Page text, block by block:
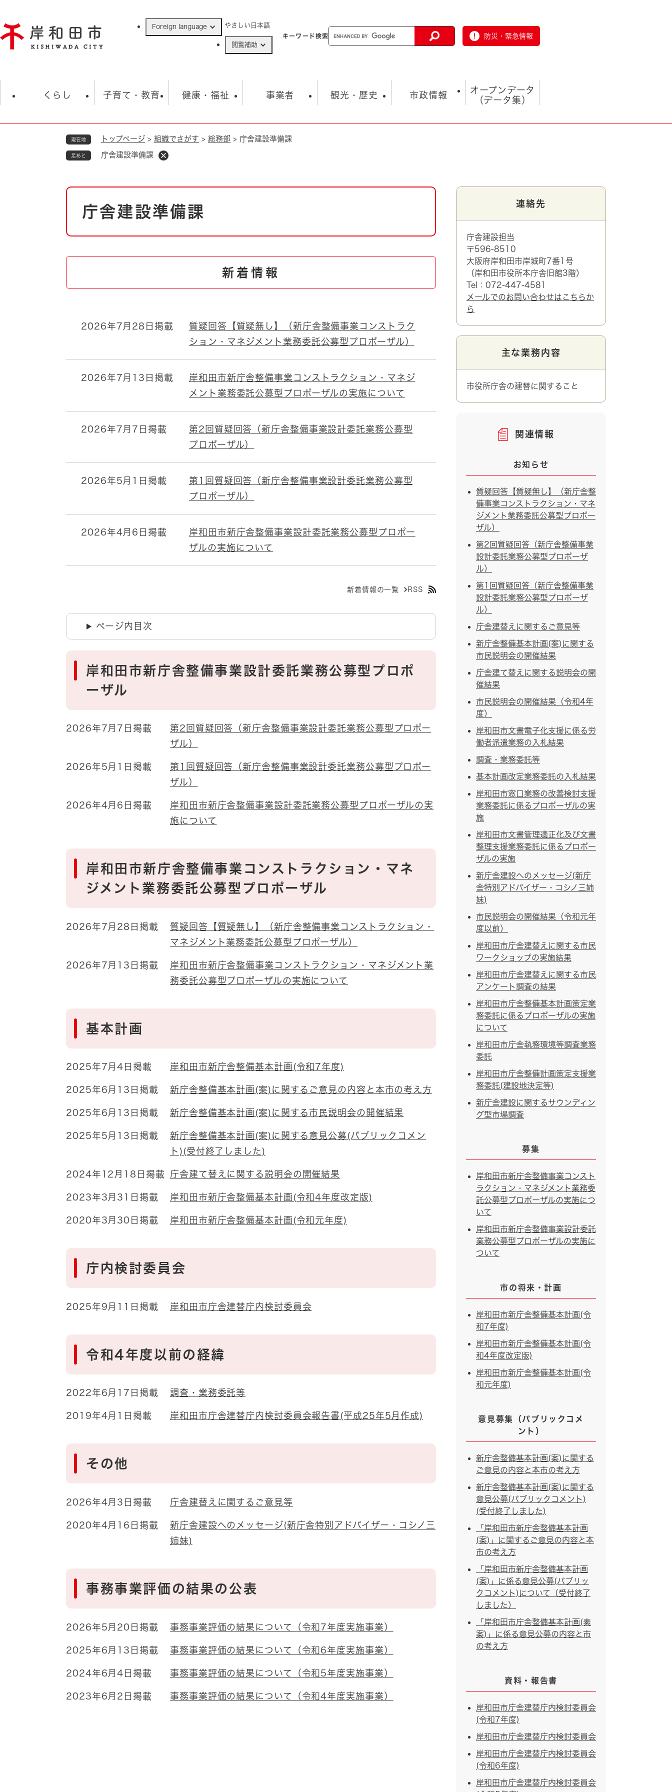
ジ
の
Foreign language やさしい日本語
閲覧補助
キーワード検索 防災・緊急情報
くらし
住民票・戸籍
ごみ・衛生・動物 救急・消防
防災・防犯 上水道・下水道
自然・環境・公園
地域コミュニティ・ボラン
ティア・協働
とじる
子育て・教育
学校 子育て
健康・福祉
福祉・健康・生活
事業者
入札・契約情報
環境 福祉・介護
観光・歴史
観光 観光スポット
市政情報
市の概要
市政 職員採用情報
オープンデータ
（データ集）
現在地 トップページ > 組織でさがす > 総務部 > 庁舎建設準備課
足あと 庁舎建設準備課
本
庁舎建設準備課
新着情報
2026年7月28日掲載
質疑回答【質疑無し】（新庁舎整備事業コンストラク
ション・マネジメント業務委託公募型プロポーザル）
2026年7月13日掲載
岸和田市新庁舎整備事業コンストラクション・マネジ
メント業務委託公募型プロポーザルの実施について
2026年7月7日掲載
第2回質疑回答（新庁舎整備事業設計委託業務公募型
プロポーザル）
2026年5月1日掲載
第1回質疑回答（新庁舎整備事業設計委託業務公募型
プロポーザル）
2026年4月6日掲載
岸和田市新庁舎整備事業設計委託業務公募型プロポー
ザルの実施について
新着情報の一覧 RSS
ページ内目次
岸和田市新庁舎整備事業設計委託業務公募型プロポ
ーザル
2026年7月7日掲載
第2回質疑回答（新庁舎整備事業設計委託業務公募型プロポー
ザル）
2026年5月1日掲載
第1回質疑回答（新庁舎整備事業設計委託業務公募型プロポー
ザル）
2026年4月6日掲載
岸和田市新庁舎整備事業設計委託業務公募型プロポーザルの実
施について
岸和田市新庁舎整備事業コンストラクション・マネ
ジメント業務委託公募型プロポーザル
2026年7月28日掲載
質疑回答【質疑無し】（新庁舎整備事業コンストラクション・
マネジメント業務委託公募型プロポーザル）
2026年7月13日掲載
岸和田市新庁舎整備事業コンストラクション・マネジメント業
務委託公募型プロポーザルの実施について
基本計画
2025年7月4日掲載 岸和田市新庁舎整備基本計画(令和7年度)
2025年6月13日掲載 新庁舎整備基本計画(案)に関するご意見の内容と本市の考え方
2025年6月13日掲載 新庁舎整備基本計画(案)に関する市民説明会の開催結果
2025年5月13日掲載
新庁舎整備基本計画(案)に関する意見公募(パブリックコメン
ト)(受付終了しました)
2024年12月18日掲載 庁舎建て替えに関する説明会の開催結果
2023年3月31日掲載 岸和田市新庁舎整備基本計画(令和4年度改定版)
2020年3月30日掲載 岸和田市新庁舎整備基本計画(令和元年度)
庁内検討委員会
2025年9月11日掲載 岸和田市庁舎建替庁内検討委員会
令和4年度以前の経緯
2022年6月17日掲載 調査・業務委託等
2019年4月1日掲載 岸和田市庁舎建替庁内検討委員会報告書(平成25年5月作成)
その他
2026年4月3日掲載 庁舎建替えに関するご意見等
2020年4月16日掲載
新庁舎建設へのメッセージ(新庁舎特別アドバイザー・コシノ三
姉妹)
事務事業評価の結果の公表
2026年5月20日掲載 事務事業評価の結果について（令和7年度実施事業）
2025年6月13日掲載 事務事業評価の結果について（令和6年度実施事業）
2024年6月4日掲載 事務事業評価の結果について（令和5年度実施事業）
2023年6月2日掲載 事務事業評価の結果について（令和4年度実施事業）
連絡先
庁舎建設担当
〒596-8510
大阪府岸和田市岸城町7番1号
（岸和田市役所本庁舎旧館3階）
Tel：072-447-4581
メールでのお問い合わせはこちらか
ら
主な業務内容
市役所庁舎の建替に関すること
関連情報
お知らせ
質疑回答【質疑無し】（新庁舎整
備事業コンストラクション・マネ
ジメント業務委託公募型プロポー
ザル）
第2回質疑回答（新庁舎整備事業
設計委託業務公募型プロポーザ
ル）
第1回質疑回答（新庁舎整備事業
設計委託業務公募型プロポーザ
ル）
庁舎建替えに関するご意見等
新庁舎整備基本計画(案)に関する
市民説明会の開催結果
庁舎建て替えに関する説明会の開
催結果
市民説明会の開催結果（令和4年
度）
岸和田市文書電子化支援に係る労
働者派遣業務の入札結果
調査・業務委託等
基本計画改定業務委託の入札結果
岸和田市窓口業務の改善検討支援
業務委託に係るプロポーザルの実
施
岸和田市文書管理適正化及び文書
整理支援業務委託に係るプロポー
ザルの実施
新庁舎建設へのメッセージ(新庁
舎特別アドバイザー・コシノ三姉
妹)
市民説明会の開催結果（令和元年
度以前）
岸和田市庁舎建替えに関する市民
ワークショップの実施結果
岸和田市庁舎建替えに関する市民
アンケート調査の結果
岸和田市庁舎整備基本計画策定業
務委託に係るプロポーザルの実施
について
岸和田市庁舎執務環境等調査業務
委託
岸和田市庁舎整備計画策定支援業
務委託(建設地決定等)
新庁舎建設に関するサウンディン
グ型市場調査
募集
岸和田市新庁舎整備事業コンスト
ラクション・マネジメント業務委
託公募型プロポーザルの実施につ
いて
岸和田市新庁舎整備事業設計委託
業務公募型プロポーザルの実施に
ついて
市の将来・計画
岸和田市新庁舎整備基本計画(令
和7年度)
岸和田市新庁舎整備基本計画(令
和4年度改定版)
岸和田市新庁舎整備基本計画(令
和元年度)
意見募集（パブリックコメ
ント）
新庁舎整備基本計画(案)に関する
ご意見の内容と本市の考え方
新庁舎整備基本計画(案)に関する
意見公募(パブリックコメント)
(受付終了しました)
「岸和田市新庁舎整備基本計画
(案)」に関するご意見の内容と本
市の考え方
「岸和田市新庁舎整備基本計画
(案)」に係る意見公募(パブリッ
クコメント)について（受付終了
しました）
「岸和田市庁舎整備基本計画(素
案)」に係る意見公募の内容と市
の考え方
資料・報告書
岸和田市庁舎建替庁内検討委員会
(令和7年度)
岸和田市庁舎建替庁内検討委員会
岸和田市庁舎建替庁内検討委員会
(令和6年度)
岸和田市庁舎建替庁内検討委員会